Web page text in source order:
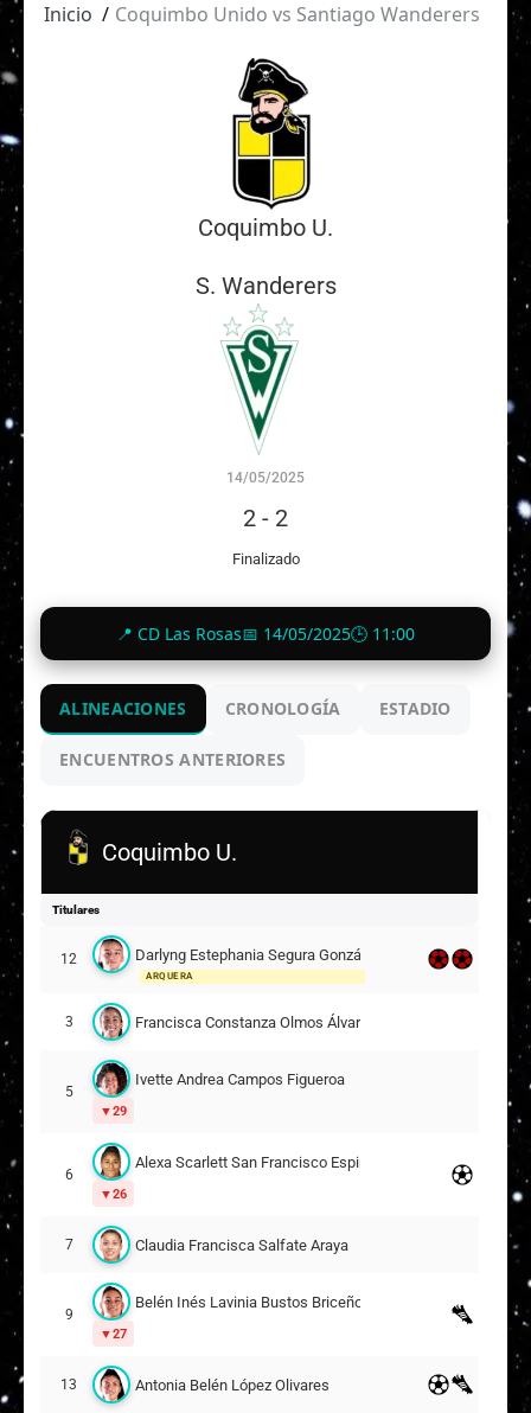
Inicio Coquimbo Unido vs Santiago Wanderers
Coquimbo U.
S. Wanderers
14/05/2025
2 - 2
Finalizado
📍 CD Las Rosas📅 14/05/2025🕒 11:00
ALINEACIONES CRONOLOGÍA ESTADIO
ENCUENTROS ANTERIORES
Coquimbo U.
Titulares
12 Darlyng Estephania Segura González
ARQUERA
3 Francisca Constanza Olmos Álvarez
5
Ivette Andrea Campos Figueroa
29
6
Alexa Scarlett San Francisco Espinosa
26
7 Claudia Francisca Salfate Araya
9
Belén Inés Lavinia Bustos Briceño
27
13 Antonia Belén López Olivares